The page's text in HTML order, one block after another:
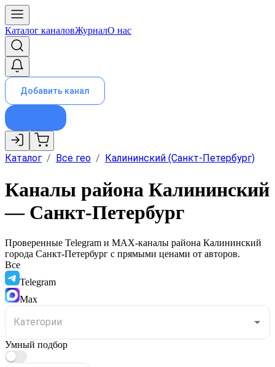
Каталог каналовЖурналО нас
Добавить канал
Каталог / Все гео / Калининский (Санкт-Петербург)
Каналы района Калининский
— Санкт-Петербург
Проверенные Telegram и MAX-каналы района Калининский
города Санкт-Петербург с прямыми ценами от авторов.
Все
Telegram
Max
Умный подбор